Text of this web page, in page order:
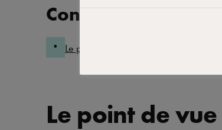
Contenu
Le point de vue d'un chef pâtissier
Le point de